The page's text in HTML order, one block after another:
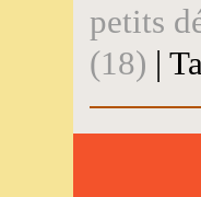
petits
(18) |